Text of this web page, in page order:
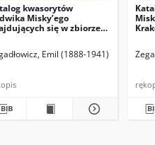
Red. odpowiedzialny
kwasorytów
Misky’ego
się w zbiorze
Emil (1888-1941)